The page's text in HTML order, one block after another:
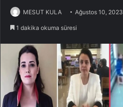
MESUT KULA Ağustos 10, 2023
1 dakika okuma süresi